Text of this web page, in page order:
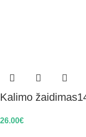
Kalimo
26.00€